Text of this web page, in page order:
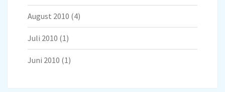
August 2010 (4)
Juli 2010 (1)
Juni 2010 (1)